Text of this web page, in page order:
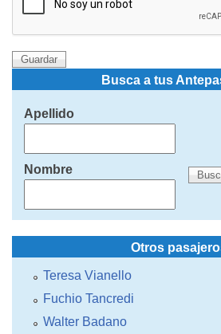
Busca a tus
Apellido
Nombre
Otros
Teresa Vianello
Fuchio Tancredi
Walter Badano